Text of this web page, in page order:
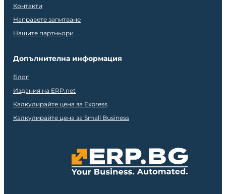
Контакти
Направете запитване
Нашите партньори
Допълнителна информация
Блог
Издания на ERP.net
Калкулирайте цена за Express
Калкулирайте цена за Small Business